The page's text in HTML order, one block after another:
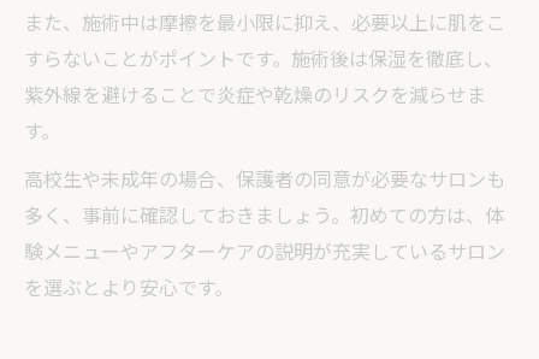
また、施術中は摩擦を最小限に抑え、必要以上に肌をこ
すらないことがポイントです。施術後は保湿を徹底し、
紫外線を避けることで炎症や乾燥のリスクを減らせま
す。
高校生や未成年の場合、保護者の同意が必要なサロンも
多く、事前に確認しておきましょう。初めての方は、体
験メニューやアフターケアの説明が充実しているサロン
を選ぶとより安心です。